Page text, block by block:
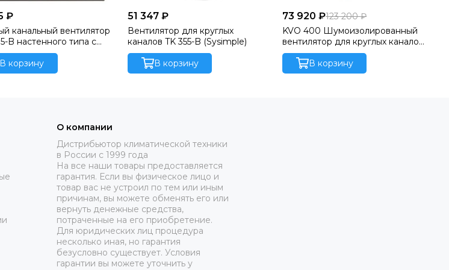
₽
канальный вентилятор
B настенного типа с
лопатками
В корзину
51 347 ₽
Вентилятор для круглых
каналов TK 355-B (Sysimple)
В корзину
73 920 ₽123 200 ₽
KVO 400 Шумоизолированный
вентилятор для круглых каналов
Systemair
В корзину
О компании
Дистрибьютор климатической техники
в России с 1999 года
На все наши товары предоставляется
гарантия. Если вы физическое лицо и
товар вас не устроил по тем или иным
причинам, вы можете обменять его или
вернуть денежные средства,
потраченные на его приобретение.
Для юридических лиц процедура
несколько иная, но гарантия
безусловно существует. Условия
гарантии вы можете уточнить у